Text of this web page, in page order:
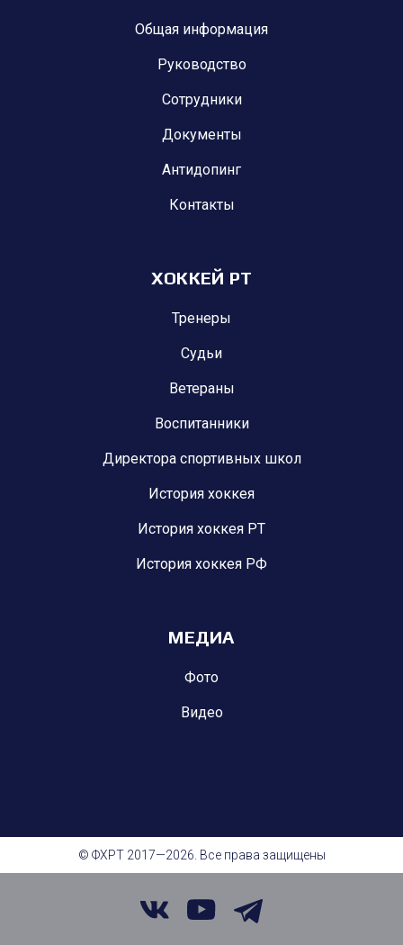
Общая информация
Руководство
Сотрудники
Документы
Антидопинг
Контакты
ХОККЕЙ РТ
Тренеры
Судьи
Ветераны
Воспитанники
Директора спортивных школ
История хоккея
История хоккея РТ
История хоккея РФ
МЕДИА
Фото
Видео
© ФХРТ 2017—2026. Все права защищены